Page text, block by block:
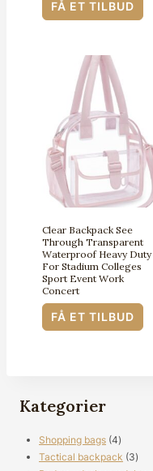
FÅ ET TILBUD
Clear Backpack See
Through Transparent
Waterproof Heavy Duty
For Stadium Colleges
Sport Event Work
Concert
FÅ ET TILBUD
Kategorier
Shopping bags 44
Tactical backpack 33